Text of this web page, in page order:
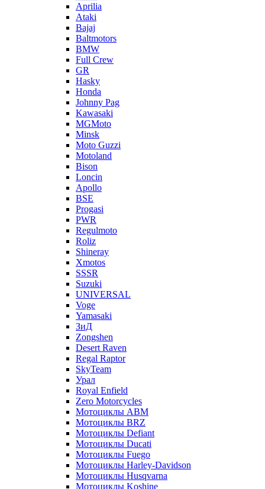
Aprilia
Ataki
Bajaj
Baltmotors
BMW
Full Crew
GR
Hasky
Honda
Johnny Pag
Kawasaki
MGMoto
Minsk
Moto Guzzi
Motoland
Bison
Loncin
Apollo
BSE
Progasi
PWR
Regulmoto
Roliz
Shineray
Xmotos
SSSR
Suzuki
UNIVERSAL
Voge
Yamasaki
ЗиД
Zongshen
Desert Raven
Regal Raptor
SkyTeam
Урал
Royal Enfield
Zero Motorcycles
Мотоциклы ABM
Мотоциклы BRZ
Мотоциклы Defiant
Мотоциклы Ducati
Мотоциклы Fuego
Мотоциклы Harley-Davidson
Мотоциклы Husqvarna
Мотоциклы Koshine